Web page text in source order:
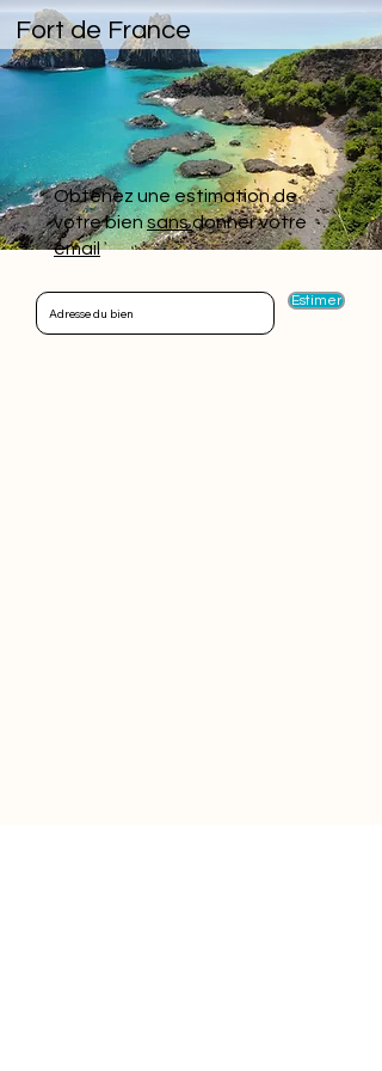
Fort de France
Obtenez une estimation de
votre biensansdonner votre
email
Estimer